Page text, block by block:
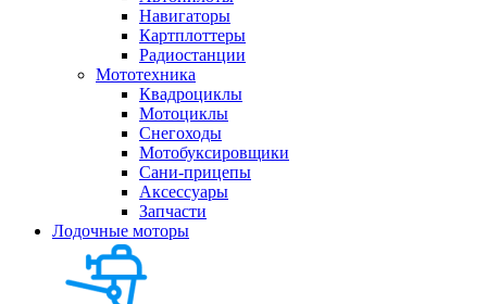
Навигаторы
Картплоттеры
Радиостанции
Мототехника
Квадроциклы
Мотоциклы
Снегоходы
Мотобуксировщики
Сани-прицепы
Аксессуары
Запчасти
Лодочные моторы